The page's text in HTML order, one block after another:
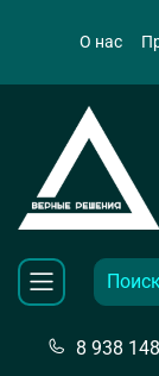
О нас
8 938